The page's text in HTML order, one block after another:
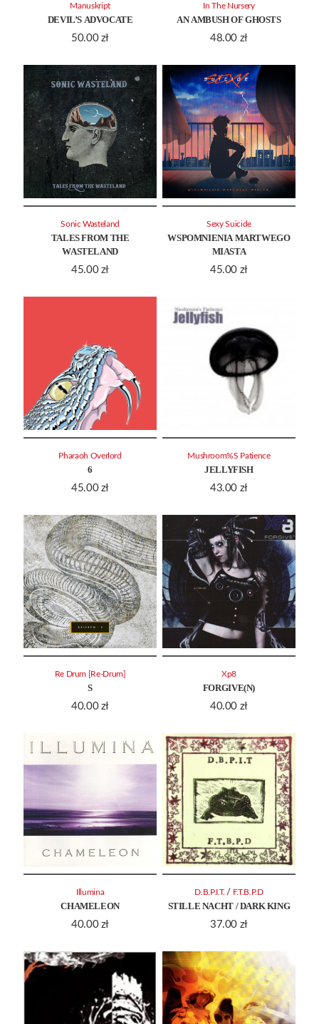
DEVIL’S ADVOCATE
50.00 zł
Manuskript
AN AMBUSH OF GHOSTS
48.00 zł
In The Nursery
TALES FROM THE
WASTELAND
45.00 zł
Sonic Wasteland
WSPOMNIENIA MARTWEGO
MIASTA
45.00 zł
Sexy Suicide
6
45.00 zł
Pharaoh Overlord
JELLYFISH
43.00 zł
Mushroom%S Patience
S
40.00 zł
Re Drum [Re-Drum]
FORGIVE(N)
40.00 zł
Xp8
CHAMELEON
40.00 zł
Illumina
STILLE NACHT / DARK KING
37.00 zł
D.B.P.I.T. / F.T.B.P.D